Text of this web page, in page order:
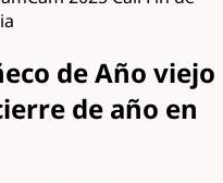
de Año viejo
de año en